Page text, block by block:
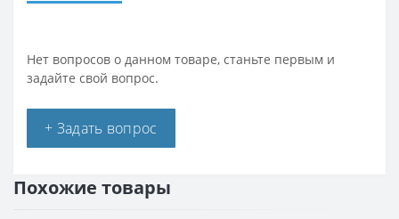
Нет вопросов о данном товаре, станьте первым и
задайте свой вопрос.
+ Задать вопрос
Похожие товары